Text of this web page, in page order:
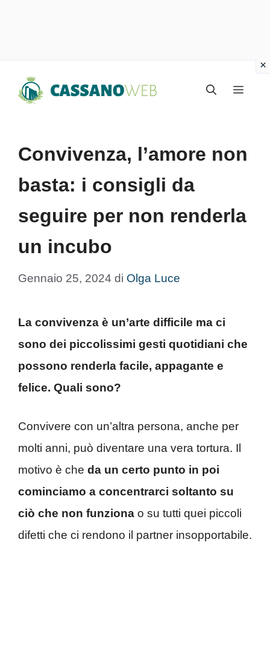
Menu
Convivenza, l’amore non
basta: i consigli da
seguire per non renderla
un incubo
Gennaio 25, 2024 di Olga Luce
La convivenza è un’arte difficile ma ci
sono dei piccolissimi gesti quotidiani che
possono renderla facile, appagante e
felice. Quali sono?
Convivere con un’altra persona, anche per
molti anni, può diventare una vera tortura. Il
motivo è che da un certo punto in poi
cominciamo a concentrarci soltanto su
ciò che non funziona o su tutti quei piccoli
difetti che ci rendono il partner insopportabile.